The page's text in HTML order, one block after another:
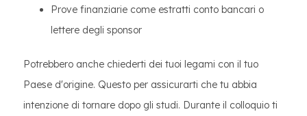
Prove finanziarie come estratti conto bancari o
lettere degli sponsor
Potrebbero anche chiederti dei tuoi legami con il tuo
Paese d'origine. Questo per assicurarti che tu abbia
intenzione di tornare dopo gli studi. Durante il colloquio ti